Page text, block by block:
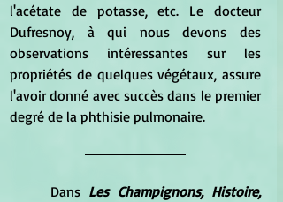
l'acétate de potasse, etc. Le docteur
Dufresnoy, à qui nous devons des
observations intéressantes sur les
propriétés de quelques végétaux, assure
l'avoir donné avec succès dans le premier
degré de la phthisie pulmonaire.
	Dans
Les Champignons, Histoire,